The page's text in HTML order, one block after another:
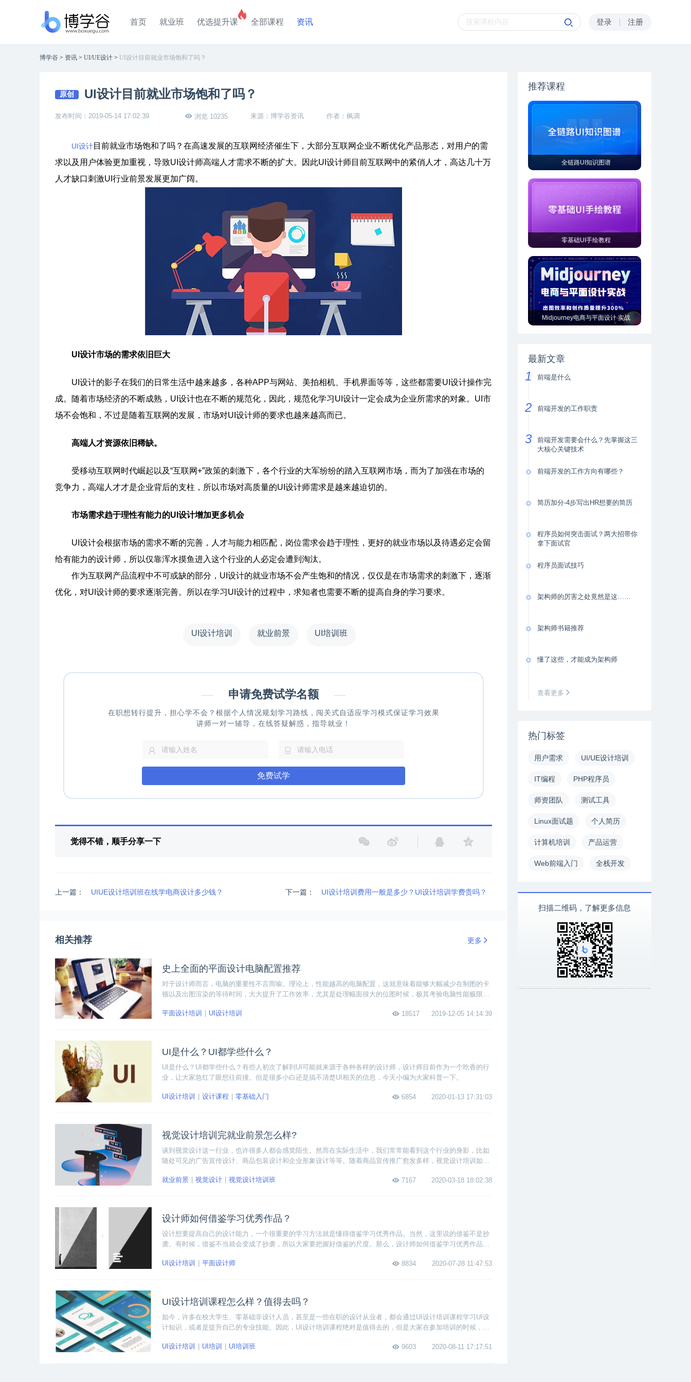
首页 就业班 优选提升课 全部课程 资讯 登录 注册
博学谷 > 资讯 > UI/UE设计 > UI设计目前就业市场饱和了吗？
原创 UI设计目前就业市场饱和了吗？
发布时间：2019-05-14 17:02:39 浏览 10235 来源：博学谷资讯 作者：枫调
UI设计目前就业市场饱和了吗？在高速发展的互联网经济催生下，大部分互联网企业不断优化产品形态，对用户的需
求以及用户体验更加重视，导致UI设计师高端人才需求不断的扩大。因此UI设计师目前互联网中的紧俏人才，高达几十万
人才缺口刺激UI行业前景发展更加广阔。
UI设计市场的需求依旧巨大
UI设计的影子在我们的日常生活中越来越多，各种APP与网站、美拍相机、手机界面等等，这些都需要UI设计操作完
成。随着市场经济的不断成熟，UI设计也在不断的规范化，因此，规范化学习UI设计一定会成为企业所需求的对象。UI市
场不会饱和，不过是随着互联网的发展，市场对UI设计师的要求也越来越高而已。
高端人才资源依旧稀缺。
受移动互联网时代崛起以及“互联网+”政策的刺激下，各个行业的大军纷纷的踏入互联网市场，而为了加强在市场的
竞争力，高端人才才是企业背后的支柱，所以市场对高质量的UI设计师需求是越来越迫切的。
市场需求趋于理性有能力的UI设计增加更多机会
UI设计会根据市场的需求不断的完善，人才与能力相匹配，岗位需求会趋于理性，更好的就业市场以及待遇必定会留
给有能力的设计师，所以仅靠浑水摸鱼进入这个行业的人必定会遭到淘汰。
作为互联网产品流程中不可或缺的部分，UI设计的就业市场不会产生饱和的情况，仅仅是在市场需求的刺激下，逐渐
优化，对UI设计师的要求逐渐完善。所以在学习UI设计的过程中，求知者也需要不断的提高自身的学习要求。
UI设计培训 就业前景 UI培训班
— 申请免费试学名额 —
在职想转行提升，担心学不会？根据个人情况规划学习路线，闯关式自适应学习模式保证学习效果
讲师一对一辅导，在线答疑解惑，指导就业！
免费试学
觉得不错，顺手分享一下
上一篇： UIUE设计培训班在线学电商设计多少钱？ 下一篇： UI设计培训费用一般是多少？UI设计培训学费贵吗？
相关推荐 更多
史上全面的平面设计电脑配置推荐
对于设计师而言，电脑的重要性不言而喻。理论上，性能越高的电脑配置，这就意味着能够大幅减少在制图的卡
顿以及出图渲染的等待时间，大大提升了工作效率，尤其是处理幅面很大的位图时候，极其考验电脑性能极限。
大家准备的史上全面的平面设计电脑配置推荐。
18517 2019-12-05 14:14:39
平面设计培训 UI设计培训
UI是什么？UI都学些什么？
UI是什么？UI都学些什么？有些人初次了解到UI可能就来源于各种各样的设计师，设计师目前作为一个吃香的行
业，让大家急红了眼想往前撞。但是很多小白还是搞不清楚UI相关的信息，今天小编为大家科普一下。
6854 2020-01-13 17:31:03
UI设计培训 设计课程 零基础入门
视觉设计培训完就业前景怎么样?
谈到视觉设计这一行业，也许很多人都会感觉陌生。然而在实际生活中，我们常常能看到这个行业的身影，比如
随处可见的广告宣传设计、商品包装设计和企业形象设计等等。随着商品宣传推广愈发多样，视觉设计培训如雨
将从多个角度好好为大家来解答这个疑惑。
7167 2020-03-18 18:02:38
就业前景 视觉设计 视觉设计培训班
设计师如何借鉴学习优秀作品？
设计想要提高自己的设计能力，一个很重要的学习方法就是懂得借鉴学习优秀作品。当然，这里说的借鉴不是抄
袭。有时候，借鉴不当就会变成了抄袭，所以大家要把握好借鉴的尺度。那么，设计师如何借鉴学习优秀作品
8834
2020-07-28 11:47:53
UI设计培训 平面设计师
UI设计培训课程怎么样？值得去吗？
如今，许多在校大学生、零基础非设计人员，甚至是一些在职的设计从业者，都会通过UI设计培训课程学习UI设
计知识，或者是提升自己的专业技能。因此，UI设计培训课程绝对是值得去的，但是大家在参加培训的时候，也
去。
9603 2020-08-11 17:17:51
UI设计培训 UI培训 UI培训班
推荐课程
全链路UI知识图谱
零基础UI手绘教程
Midjourney电商与平面设计 实战
最新文章
前端是什么
前端开发的工作职责
前端开发需要会什么？先掌握这三
大核心关键技术
前端开发的工作方向有哪些？
简历加分-4步写出HR想要的简历
程序员如何突击面试？两大招带你
拿下面试官
程序员面试技巧
架构师的厉害之处竟然是这……
架构师书籍推荐
懂了这些，才能成为架构师
查看更多
热门标签
用户需求 UI/UE设计培训
IT编程 PHP程序员
师资团队 测试工具
Linux面试题 个人简历
计算机培训 产品运营
Web前端入门 全栈开发
扫描二维码，了解更多信息